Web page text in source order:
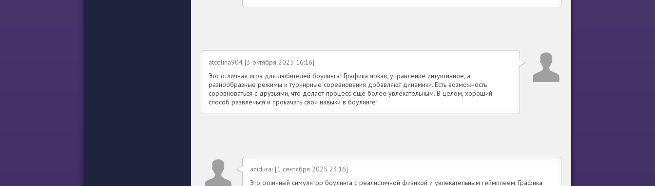
atcelina904 [3 октября 2025 16:16]
Это отличная игра для любителей боулинга! Графика яркая, управление интуитивное, а
разнообразные режимы и турнирные соревнования добавляют динамики. Есть возможность
соревноваться с друзьями, что делает процесс ещё более увлекательным. В целом, хороший
способ развлечься и прокачать свои навыки в боулинге!
anidurai [1 сентября 2025 23:16]
Это отличный симулятор боулинга с реалистичной физикой и увлекательным геймплеем. Графика